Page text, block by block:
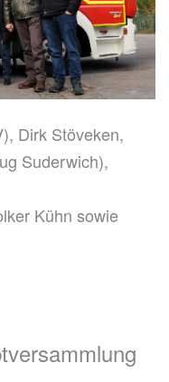
Dirk Stöveken,
Suderwich),
Kühn sowie